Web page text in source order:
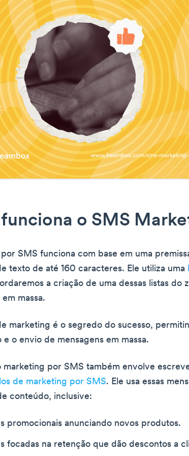
o SMS
SMS funciona com base em uma
texto de até 160 caracteres. Ele utiliza uma
a criação de uma dessas listas do
massa.
marketing é o segredo do sucesso,
e o envio de mensagens em massa.
marketing por SMS também envolve
de marketing por SMS. Ele usa essas
conteúdo, inclusive:
promocionais anunciando novos produtos.
focadas na retenção que dão descontos a